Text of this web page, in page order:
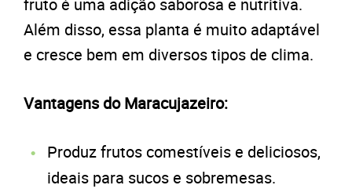
fruto é uma adição saborosa e nutritiva.
Além disso, essa planta é muito adaptável
e cresce bem em diversos tipos de clima.
Vantagens do Maracujazeiro:
Produz frutos comestíveis e deliciosos,
ideais para sucos e sobremesas.